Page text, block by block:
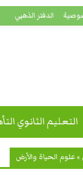
الدفتر الذهبي
التعليم الثانوي
»علوم الحياة والأرض